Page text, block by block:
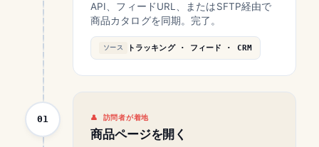
API、フィードURL、またはSFTP経由で
商品カタログを同期。完了。
ソース トラッキング · フィード · CRM
01 訪問者が着地
商品ページを開く